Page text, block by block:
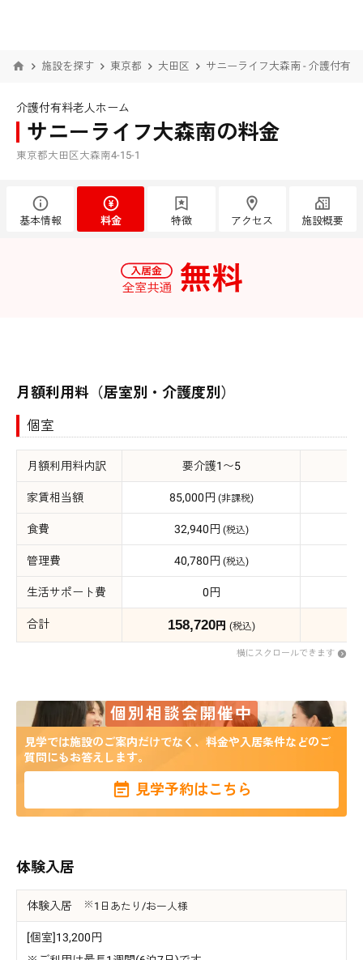
施設を探す 東京都 大田区 サニーライフ大森南 - 介護付有
介護付有料老人ホーム
サニーライフ大森南の料金
東京都大田区大森南4-15-1
基本情報 料金 特徴 アクセス 施設概要
月額利用料（居室別・介護度別）
個室
月額利用料内訳 要介護1〜5
家賃相当額 85,000円 (非課税)
食費 32,940円 (税込)
管理費 40,780円 (税込)
生活サポート費 0円
合計 158,720円 (税込)
横にスクロールできます
個別相談会開催中
見学では施設のご案内だけでなく、料金や入居条件などのご
質問にもお答えします。
見学予約はこちら
体験入居
体験入居 1日あたり/お一人様
[個室]13,200円